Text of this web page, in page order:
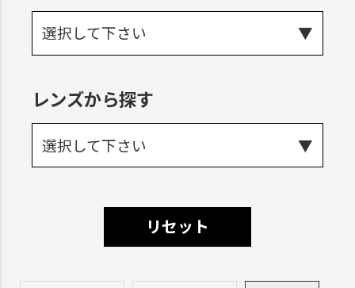
選択して下さい
レンズから探す
選択して下さい
リセット